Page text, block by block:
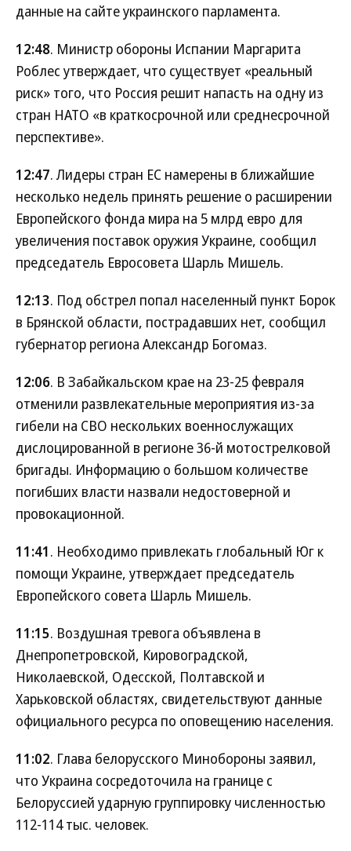
данные на сайте украинского парламента.
12:48. Министр обороны Испании Маргарита
Роблес утверждает, что существует «реальный
риск» того, что Россия решит напасть на одну из
стран НАТО «в краткосрочной или среднесрочной
перспективе».
12:47. Лидеры стран ЕС намерены в ближайшие
несколько недель принять решение о расширении
Европейского фонда мира на 5 млрд евро для
увеличения поставок оружия Украине, сообщил
председатель Евросовета Шарль Мишель.
12:13. Под обстрел попал населенный пункт Борок
в Брянской области, пострадавших нет, сообщил
губернатор региона Александр Богомаз.
12:06. В Забайкальском крае на 23-25 февраля
отменили развлекательные мероприятия из-за
гибели на СВО нескольких военнослужащих
дислоцированной в регионе 36-й мотострелковой
бригады. Информацию о большом количестве
погибших власти назвали недостоверной и
провокационной.
11:41. Необходимо привлекать глобальный Юг к
помощи Украине, утверждает председатель
Европейского совета Шарль Мишель.
11:15. Воздушная тревога объявлена в
Днепропетровской, Кировоградской,
Николаевской, Одесской, Полтавской и
Харьковской областях, свидетельствуют данные
официального ресурса по оповещению населения.
11:02. Глава белорусского Минобороны заявил,
что Украина сосредоточила на границе с
Белоруссией ударную группировку численностью
112-114 тыс. человек.